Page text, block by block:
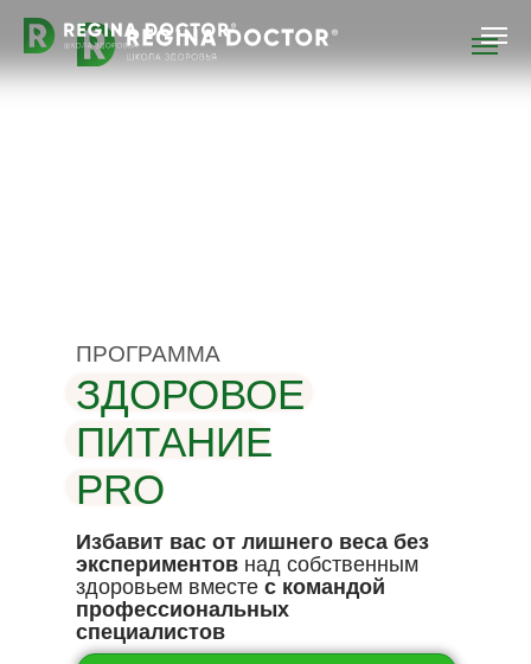
ПРОГРАММА
ЗДОРОВОЕ
ПИТАНИЕ
PRO
Избавит вас от лишнего веса без
экспериментов над собственным
здоровьем вместе с командой
профессиональных
специалистов